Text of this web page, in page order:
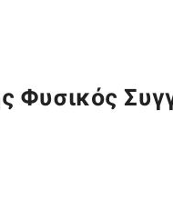
Φυσικός